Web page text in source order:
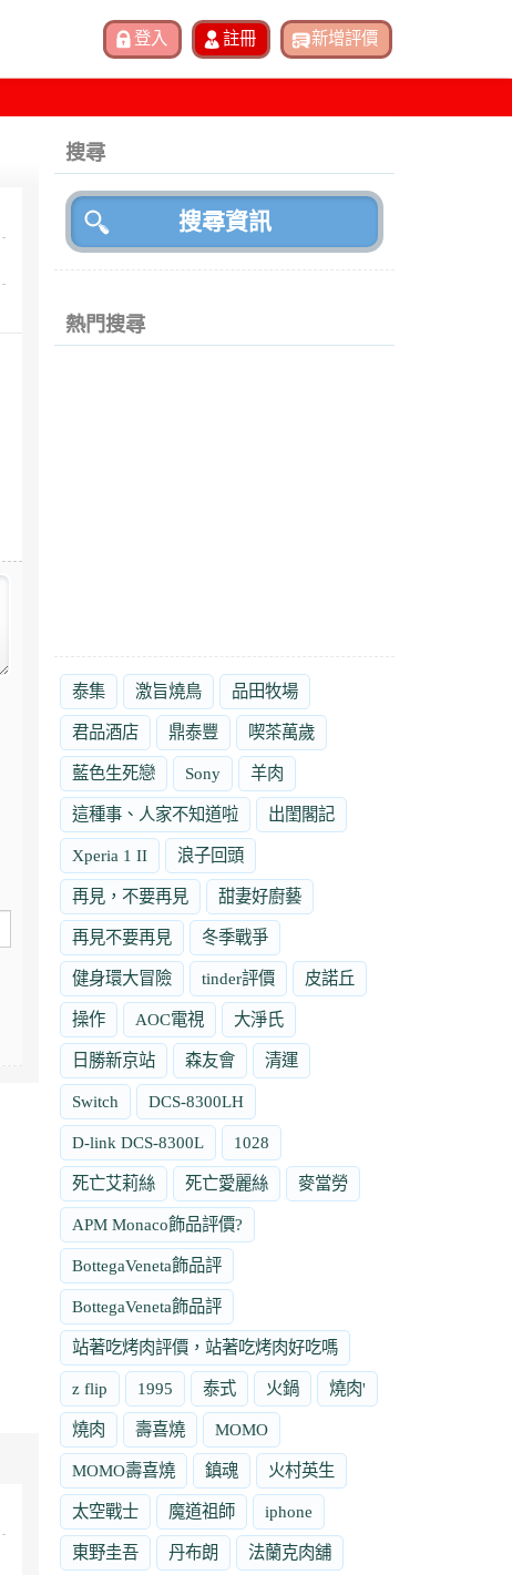
搜尋
熱門搜尋
泰集 激旨燒鳥 品田牧場
君品酒店 鼎泰豐 喫茶萬歲
藍色生死戀 Sony 羊肉
這種事、人家不知道啦 出閨閣記
Xperia 1 II 浪子回頭
再見，不要再見 甜妻好廚藝
再見不要再見 冬季戰爭
健身環大冒險 tinder評價 皮諾丘
操作 AOC電視 大淨氏
日勝新京站 森友會 清運
Switch DCS-8300LH
D-link DCS-8300L 1028
死亡艾莉絲 死亡愛麗絲 麥當勞
APM Monaco飾品評價?
BottegaVeneta飾品評
BottegaVeneta飾品評
站著吃烤肉評價，站著吃烤肉好吃嗎
z flip 1995 泰式 火鍋 燒肉'
燒肉 壽喜燒 MOMO
MOMO壽喜燒 鎮魂 火村英生
太空戰士 魔道祖師 iphone
東野圭吾 丹布朗 法蘭克肉舖